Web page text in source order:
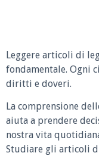
Leggere articoli di
fondamentale. Ogni
diritti e doveri.
La comprensione
aiuta a prendere
nostra vita
Studiare gli articoli